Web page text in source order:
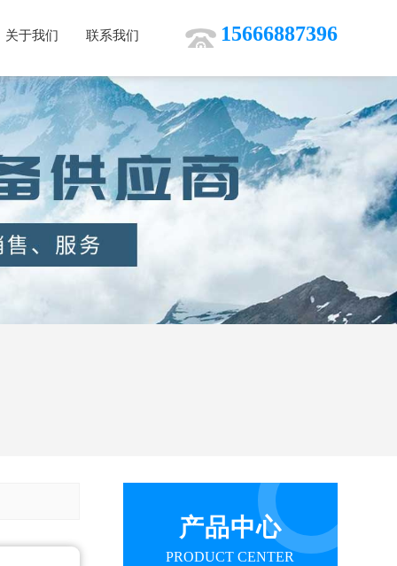
15666887396
关于我们 联系我们
产品中心
PRODUCT CENTER